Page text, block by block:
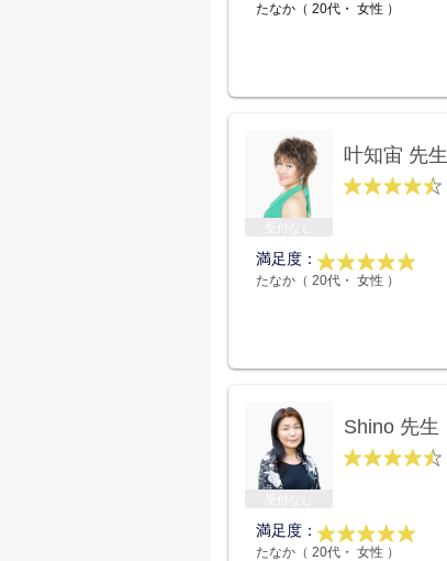
たなか（ 20代・ 女性 ）
叶知宙 先生
満足度：
たなか（ 20代・ 女性 ）
Shino 先生
満足度：
たなか（ 20代・ 女性 ）